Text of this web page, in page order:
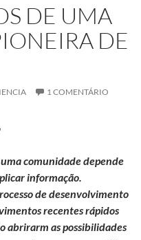
DE UMA
DE
1 COMENTÁRIO
comunidade depende
informação.
de desenvolvimento
recentes rápidos
abrirarm as possibilidades